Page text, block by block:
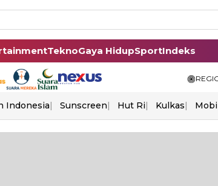
TeknoGaya HidupSportIndeks
Indonesia Sunscreen Hut Ri Kulkas